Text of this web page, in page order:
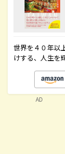
世界を４０年以
けする、人生を
AD